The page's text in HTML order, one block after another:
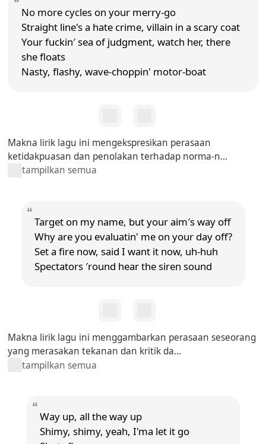
No more cycles on your merry-go
Straight line's a hate crime, villain in a scary coat
Your fuckin′ sea of judgment, watch her, there
she floats
Nasty, flashy, wave-choppin' motor-boat
Makna lirik lagu ini mengekspresikan perasaan
ketidakpuasan dan penolakan terhadap norma-n...
tampilkan semua
Target on my name, but your aim′s way off
Why are you evaluatin' me on your day off?
Set a fire now, said I want it now, uh-huh
Spectators ′round hear the siren sound
Makna lirik lagu ini menggambarkan perasaan seseorang
yang merasakan tekanan dan kritik da...
tampilkan semua
Way up, all the way up
Shimy, shimy, yeah, I'ma let it go